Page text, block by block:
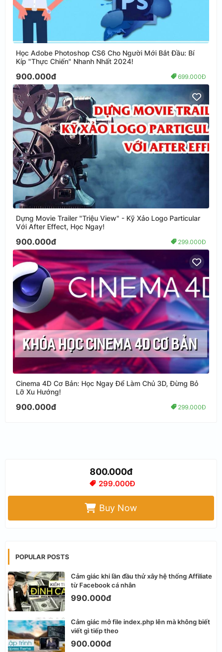
Học Adobe Photoshop CS6 Cho Người Mới Bắt Đầu: Bí
Kíp "Thực Chiến" Nhanh Nhất 2024!
900.000đ 699.000Đ
Dựng Movie Trailer "Triệu View" - Kỹ Xảo Logo Particular
Với After Effect, Học Ngay!
900.000đ 299.000Đ
Cinema 4D Cơ Bản: Học Ngay Để Làm Chủ 3D, Đừng Bỏ
Lỡ Xu Hướng!
900.000đ 299.000Đ
800.000đ
299.000Đ
Buy Now
POPULAR POSTS
Cảm giác khi lần đầu thử xây hệ thống Affiliate
từ Facebook cá nhân
990.000đ
Cảm giác mở file index.php lên mà không biết
viết gì tiếp theo
900.000đ